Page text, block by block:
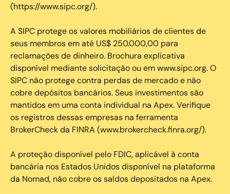
(https://www.sipc.org/).
A SIPC protege os valores mobiliários de clientes de
seus membros em até US$ 250.000,00 para
reclamações de dinheiro. Brochura explicativa
disponível mediante solicitação ou em www.sipc.org. O
SIPC não protege contra perdas de mercado e não
cobre depósitos bancários. Seus investimentos são
mantidos em uma conta individual na Apex. Verifique
os registros dessas empresas na ferramenta
BrokerCheck da FINRA (www.brokercheck.finra.org/).
A proteção disponível pelo FDIC, aplicável à conta
bancária nos Estados Unidos disponível na plataforma
da Nomad, não cobre os saldos depositados na Apex.